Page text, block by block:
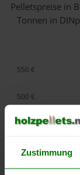
Zustimmung
Pelletspreise in
Tonnen in
400 €
450 €
500 €
550 €